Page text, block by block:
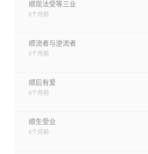
顺现法受等三业
6个月前
顺流者与逆流者
6个月前
顺后有爱
6个月前
顺生受业
6个月前